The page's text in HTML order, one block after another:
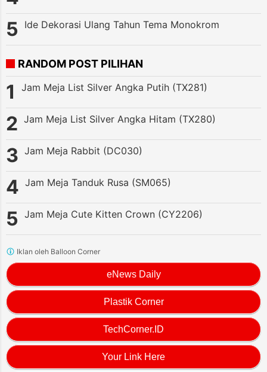
Ide Dekorasi Ulang Tahun Tema Monokrom
RANDOM POST PILIHAN
Jam Meja List Silver Angka Putih (TX281)
Jam Meja List Silver Angka Hitam (TX280)
Jam Meja Rabbit (DC030)
Jam Meja Tanduk Rusa (SM065)
Jam Meja Cute Kitten Crown (CY2206)
eNews Daily
Plastik Corner
TechCorner.ID
Your Link Here
Iklan oleh Balloon Corner